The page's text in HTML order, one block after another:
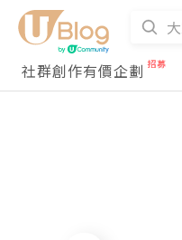
社群創作有價企劃